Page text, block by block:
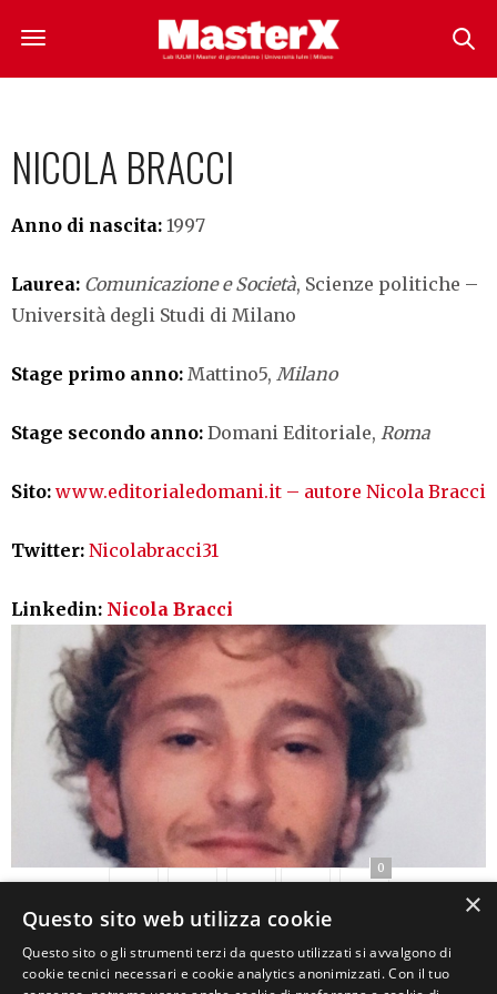
NICOLA BRACCI
Anno di nascita: 1997
Laurea: Comunicazione e Società, Scienze politiche –
Università degli Studi di Milano
Stage primo anno: Mattino5, Milano
Stage secondo anno: Domani Editoriale, Roma
Sito: www.editorialedomani.it – autore Nicola Bracci
Twitter: Nicolabracci31
Linkedin: Nicola Bracci
0
×
Questo sito web utilizza cookie
Questo sito o gli strumenti terzi da questo utilizzati si avvalgono di
cookie tecnici necessari e cookie analytics anonimizzati. Con il tuo